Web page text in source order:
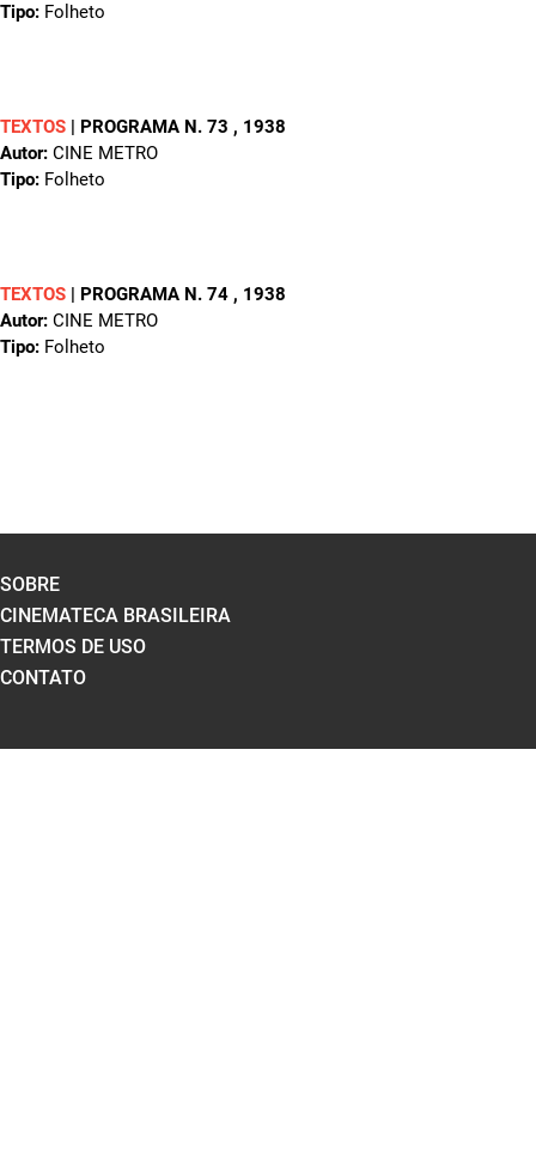
Tipo: Folheto
TEXTOS | PROGRAMA N. 73 , 1938
Autor: CINE METRO
Tipo: Folheto
TEXTOS | PROGRAMA N. 74 , 1938
Autor: CINE METRO
Tipo: Folheto
SOBRE
CINEMATECA BRASILEIRA
TERMOS DE USO
CONTATO